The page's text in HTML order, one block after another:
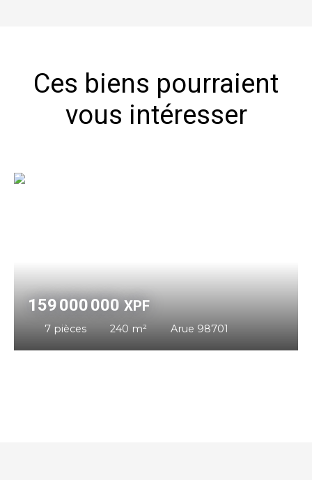
Ces biens pourraient
vous intéresser
159 000 000XPF
7 pièces 240 m² Arue 98701